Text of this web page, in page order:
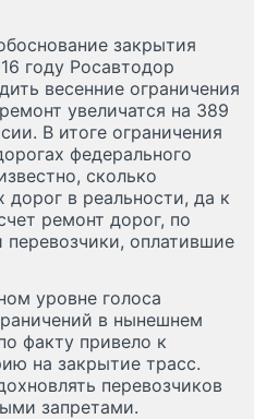
закрытия
году Росавтодор
весенние ограничения
увеличатся на 389
В итоге ограничения
федерального
сколько
дорог в реальности, да к
ремонт дорог, по
оплатившие
уровне голоса
в нынешнем
факту привело к
на закрытие трасс.
перевозчиков
запретами.